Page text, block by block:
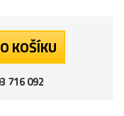
KOŠÍKU
716 092